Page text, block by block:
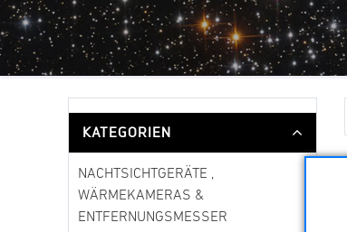
KATEGORIEN
NACHTSICHTGERÄTE ,
WÄRMEKAMERAS &
ENTFERNUNGSMESSER